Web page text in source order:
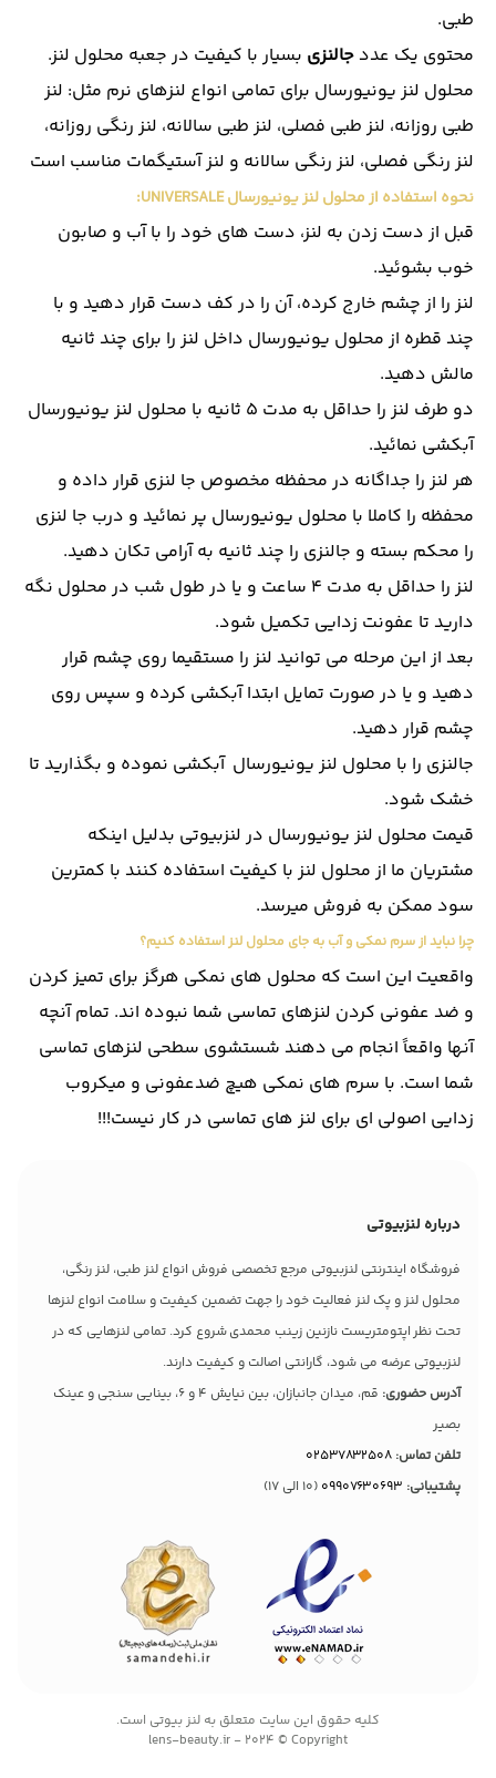
طبی.
محتوی یک عددجالنزی بسیار با کیفیت در جعبه محلول لنز.
محلول لنز یونیورسال برای تمامی انواع لنزهای نرم مثل: لنز
طبی روزانه، لنز طبی فصلی، لنز طبی سالانه، لنز رنگی روزانه،
لنز رنگی فصلی، لنز رنگی سالانه و لنز آستیگمات مناسب است
نحوه استفاده از محلول لنز یونیورسال UNIVERSALE:
قبل از دست زدن به لنز، دست های خود را با آب و صابون
خوب بشوئید.
لنز را از چشم خارج کرده، آن را در کف دست قرار دهید و با
چند قطره از محلول یونیورسال داخل لنز را برای چند ثانیه
مالش دهید.
دو طرف لنز را حداقل به مدت 5 ثانیه با محلول لنز یونیورسال
آبکشی نمائید.
هر لنز را جداگانه در محفظه مخصوص جا لنزی قرار داده و
محفظه را کاملا با محلول یونیورسال پر نمائید و درب جا لنزی
را محکم بسته و جالنزی را چند ثانیه به آرامی تکان دهید.
لنز را حداقل به مدت 4 ساعت و یا در طول شب در محلول نگه
دارید تا عفونت زدایی تکمیل شود.
بعد از این مرحله می توانید لنز را مستقیما روی چشم قرار
دهید و یا در صورت تمایل ابتدا آبکشی کرده و سپس روی
چشم قرار دهید.
جالنزی را با محلول لنز یونیورسال آبکشی نموده و بگذارید تا
خشک شود.
قیمت محلول لنز یونیورسال در لنزبیوتی بدلیل اینکه
مشتریان ما از محلول لنز با کیفیت استفاده کنند با کمترین
سود ممکن به فروش میرسد.
چرا نباید از سرم نمکی و آب به جای محلول لنز استفاده کنیم؟
واقعیت این است که محلول های نمکی هرگز برای تمیز کردن
و ضد عفونی کردن لنزهای تماسی شما نبوده اند. تمام آنچه
آنها واقعاً انجام می دهند شستشوی سطحی لنزهای تماسی
شما است. با سرم های نمکی هیچ ضدعفونی و میکروب
زدایی اصولی ای برای لنز های تماسی در کار نیست!!!
درباره لنزبیوتی
فروشگاه اینترنتی لنزبیوتی مرجع تخصصی فروش انواع لنز طبی، لنز رنگی،
محلول لنز و پک لنز فعالیت خود را جهت تضمین کیفیت و سلامت انواع لنزها
تحت نظر اپتومتریست نازنین زینب محمدی شروع کرد. تمامی لنزهایی که در
لنزبیوتی عرضه می شود، گارانتی اصالت و کیفیت دارند.
آدرس حضوری:
قم، میدان جانبازان، بین نیایش 4 و 6، بینایی سنجی و عینک
بصیر
تلفن تماس: 02537832508
پشتیبانی: 09907630693 (10 الی 17)
کليه حقوق اين سايت متعلق به لنز بیوتی است.
lens-beauty.ir - 2024 © Copyright